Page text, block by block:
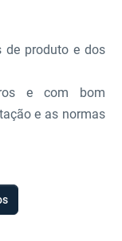
de produto e dos
e com bom
e as normas